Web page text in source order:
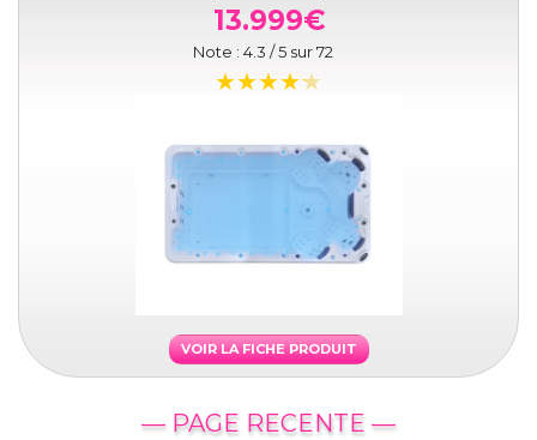
13.999€
Note : 4.3 / 5 sur72
VOIR LA FICHE PRODUIT
— PAGE RECENTE —